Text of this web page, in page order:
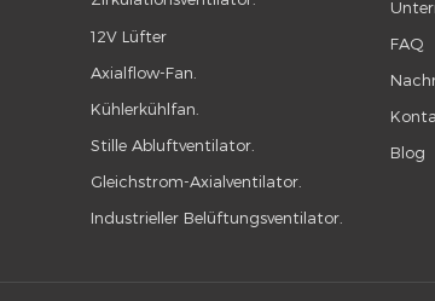
12V Lüfter
Axialflow-Fan.
Kühlerkühlfan.
Stille Abluftventilator.
Gleichstrom-Axialventilator.
Industrieller Belüftungsventilator.
FAQ
Blog